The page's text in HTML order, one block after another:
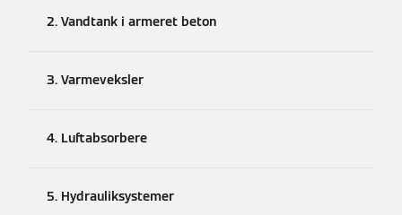
2. Vandtank i armeret beton
3. Varmeveksler
4. Luftabsorbere
5. Hydrauliksystemer